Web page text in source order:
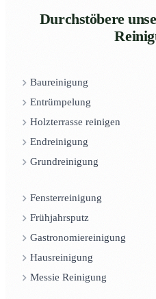
Durchstöbere
Baureinigung
Entrümpelung
Holzterrasse reinigen
Endreinigung
Grundreinigung
Fensterreinigung
Frühjahrsputz
Gastronomiereinigung
Hausreinigung
Messie Reinigung